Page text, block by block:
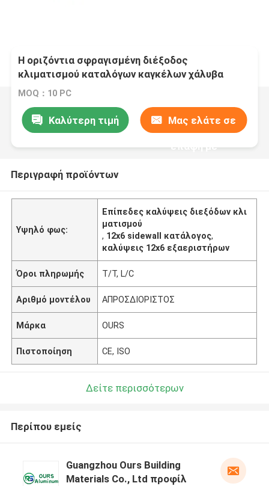
Η οριζόντια σφραγισμένη διέξοδος
κλιματισμού καταλόγων καγκέλων χάλυβα
καλύπτει ανώτατο 12x6 Sidewall τον κατάλογο
MOQ：10 PC
Καλύτερη τιμή Μας ελάτε σε
επαφή με
Περιγραφή προϊόντων
Υψηλό φως:
Επίπεδες καλύψεις διεξόδων κλι
ματισμού
, 12x6 sidewall κατάλογος,
καλύψεις 12x6 εξαεριστήρων
Όροι πληρωμής T/T, L/C
Αριθμό μοντέλου ΑΠΡΟΣΔΙΟΡΙΣΤΟΣ
Μάρκα OURS
Πιστοποίηση CE, ISO
Δείτε περισσότερων
Περίπου εμείς
Guangzhou Ours Building
Materials Co., Ltd προφίλ